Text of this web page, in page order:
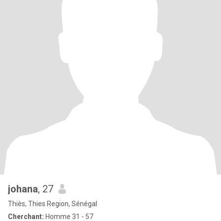
johana, 27
Thiès, Thies Region, Sénégal
Cherchant: Homme 31 - 57